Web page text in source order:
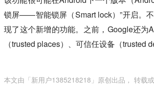
锁屏——智能锁屏（Smart lock）”开启。
现了这个新增的功能。之前，Google还
（trusted places）、可信任设备（trusted
本文由「新用户1385218218 」原创出品， 转载